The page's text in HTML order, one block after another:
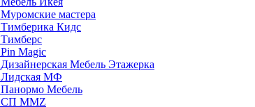
Муромские мастера
Тимберика Кидс
Тимберс
Pin Magic
Дизайнерская Мебель Этажерка
Лидская МФ
Панормо Мебель
СП ММZ